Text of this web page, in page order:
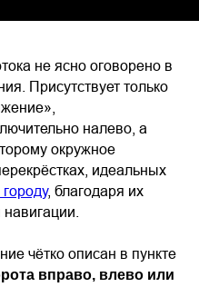
не ясно оговорено в
Присутствует только
налево, а
окружное
идеальных
, благодаря их
чётко описан в пункте
вправо, влево или